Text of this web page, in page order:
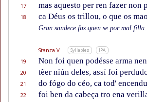
17
mas aquesto per ren fazer non
18
ca Déus os trillou, o que os
Gran sandece faz quen se por mal
Stanza V Syllables IPA
19 Non foi quen podésse arma
20
tẽer nïún deles, assí foi
21
do fógo do céo, ca tod'
22
foi ben da cabeça tro ena